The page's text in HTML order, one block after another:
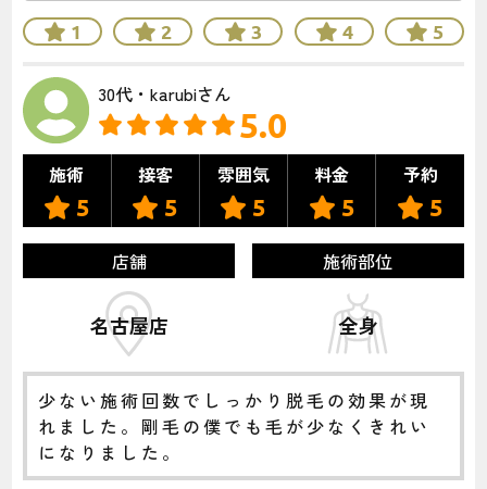
1 2 3 4 5
30代・karubiさん
5.0
施術
5
接客
5
雰囲気
5
料金
5
予約
5
店舗
名古屋店
施術部位
全身
少ない施術回数でしっかり脱毛の効果が現
れました。剛毛の僕でも毛が少なくきれい
になりました。